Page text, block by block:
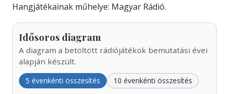
Hangjátékainak műhelye: Magyar Rádió.
Idősoros diagram
A diagram a betöltött rádiójátékok bemutatási évei
alapján készült.
5 évenkénti összesítés 10 évenkénti összesítés